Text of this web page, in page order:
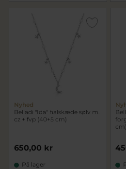
Nyhed
Belladi "Ida" halskæde sølv m.
cz + fvp (40+5 cm)
650,00 kr
På lager
cm)